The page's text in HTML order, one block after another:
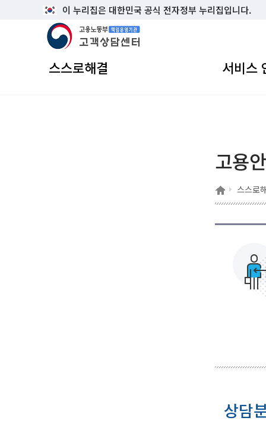
이 누리집은 대한민국 공식 전자정부 누리집입니다.
고용노동부 책임운영기관 고객상담센터
스스로해결 서비스
고용
홈 스스로
상담